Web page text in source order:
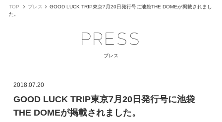
TOP プレス
GOOD LUCK TRIP東京7月20日発行号に池袋THE DOMEが掲載されまし
た。
PRESS
プレス
2018.07.20
GOOD LUCK TRIP東京7月20日発行号に池袋
THE DOMEが掲載されました。